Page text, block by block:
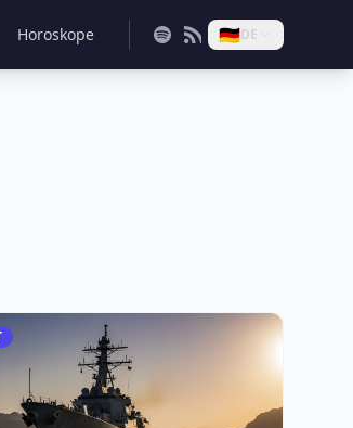
Horoskope 🇩🇪DE